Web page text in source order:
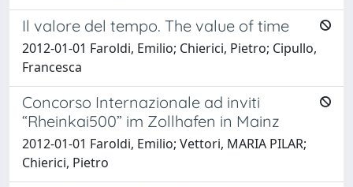
Il valore del tempo. The value of time
2012-01-01 Faroldi, Emilio; Chierici, Pietro; Cipullo,
Francesca
Concorso Internazionale ad inviti
“Rheinkai500” im Zollhafen in Mainz
2012-01-01 Faroldi, Emilio; Vettori, MARIA PILAR;
Chierici, Pietro